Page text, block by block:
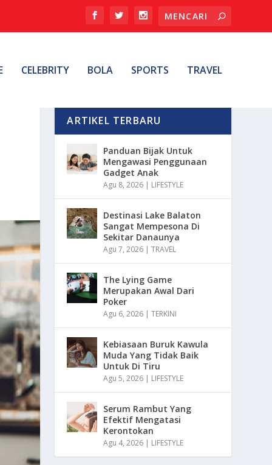
CELEBRITY BOLA SPORTS TRAVEL
ARTIKEL TERBARU
Panduan Bijak Untuk
Mengawasi Penggunaan
Gadget Anak
Agu 8, 2026 | LIFESTYLE
Destinasi Lake Balaton
Sangat Mempesona Di
Sekitar Danaunya
Agu 7, 2026 |TRAVEL
The Lying Game
Merupakan Awal Dari
Poker
Agu 6, 2026 |TERKINI
Kebiasaan Buruk Kawula
Muda Yang Tidak Baik
Untuk Di Tiru
Agu 5, 2026 | LIFESTYLE
Serum Rambut Yang
Efektif Mengatasi
Kerontokan
Agu 4, 2026 | LIFESTYLE